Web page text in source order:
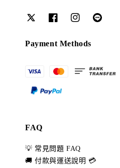
Payment Methods
FAQ
💡 常見問題 FAQ
🚚 付款與運送說明 💳